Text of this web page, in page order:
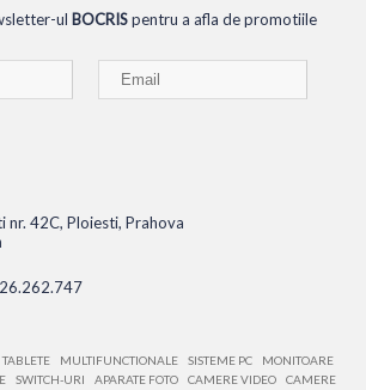
ul BOCRISpentru a afla de promotiile
nr. 42C, Ploiesti, Prahova
TABLETE MULTIFUNCTIONALE SISTEME PC
MONITOARE
SWITCH-URI APARATE FOTO CAMERE VIDEO
CAMERE